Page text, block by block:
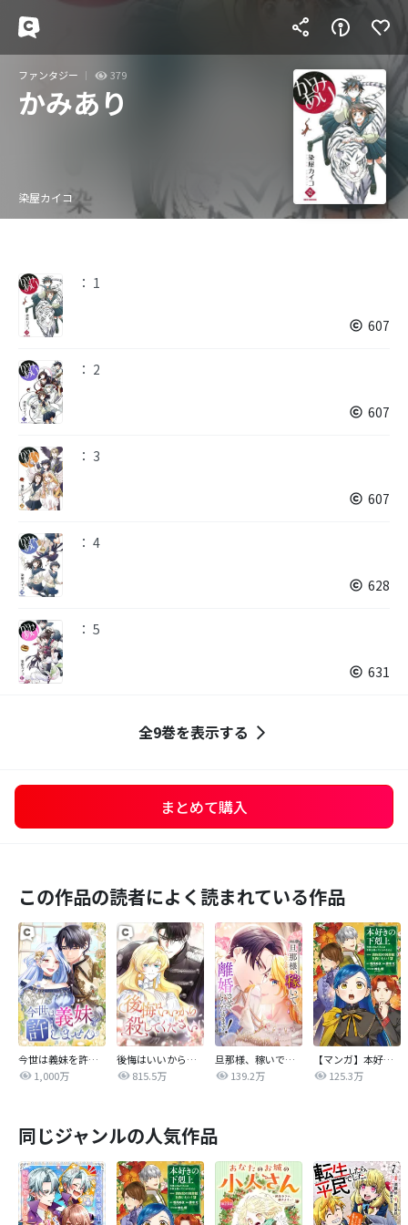
ファンタジー 379
かみあり
染屋カイコ
： 1
607
： 2
607
： 3
607
： 4
628
： 5
631
全9巻を表示する
まとめて購入
この作品の読者によく読まれている作品
今世は義妹を許しません
1,000万
後悔はいいから殺してください
815.5万
旦那様、稼いで離婚させていただきます！
139.2万
【マンガ】本好きの下剋上 第四部
125.3万
同じジャンルの人気作品